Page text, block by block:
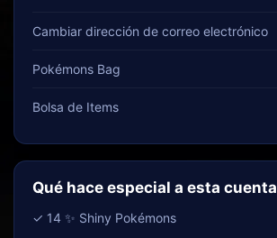
Cambiar dirección de correo electrónico
Pokémons Bag
Bolsa de Items
Qué hace especial a esta cuenta
✓ 14 ✨ Shiny Pokémons